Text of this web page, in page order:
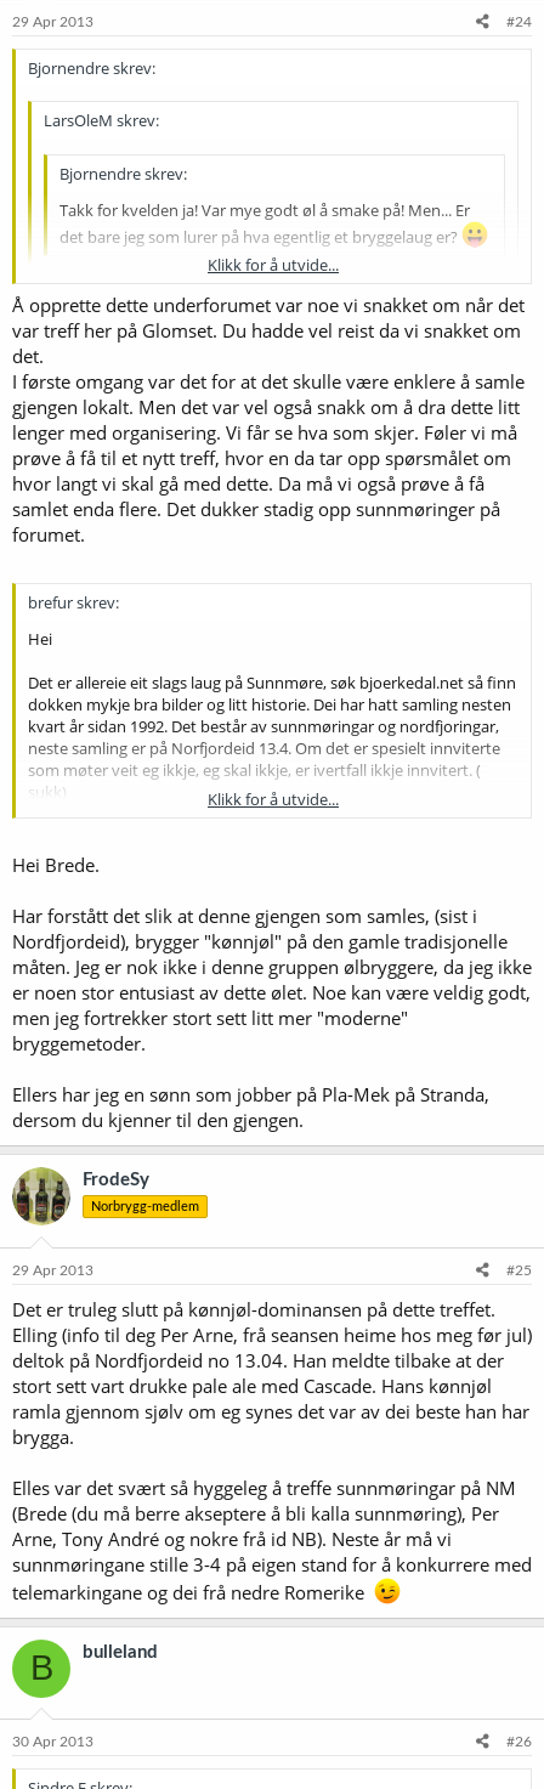
29 Apr 2013 #24
Bjornendre skrev:
LarsOleM skrev:
Bjornendre skrev:
Takk for kvelden ja! Var mye godt øl å smake på! Men... Er
det bare jeg som lurer på hva egentlig et bryggelaug er?
Klikk for å utvide...
Har det noe med parkering av båter å gjøre kanskje? :jaha:
Klikk for å utvide...
Haha. Tenkte mer på hva det innebærer? Er det noe organisering av
noe slag, eller bare et underforum for gjevnlig kontakt?
Klikk for å utvide...
Å opprette dette underforumet var noe vi snakket om når det
var treff her på Glomset. Du hadde vel reist da vi snakket om
det.
I første omgang var det for at det skulle være enklere å samle
gjengen lokalt. Men det var vel også snakk om å dra dette litt
lenger med organisering. Vi får se hva som skjer. Føler vi må
prøve å få til et nytt treff, hvor en da tar opp spørsmålet om
hvor langt vi skal gå med dette. Da må vi også prøve å få
samlet enda flere. Det dukker stadig opp sunnmøringer på
forumet.
brefur skrev:
Hei
Det er allereie eit slags laug på Sunnmøre, søk bjoerkedal.net så finn
dokken mykje bra bilder og litt historie. Dei har hatt samling nesten
kvart år sidan 1992. Det består av sunnmøringar og nordfjoringar,
neste samling er på Norfjordeid 13.4. Om det er spesielt innviterte
som møter veit eg ikkje, eg skal ikkje, er ivertfall ikkje innvitert. (
sukk)
Stranda
Klikk for å utvide...
Hei Brede.
Har forstått det slik at denne gjengen som samles, (sist i
Nordfjordeid), brygger "kønnjøl" på den gamle tradisjonelle
måten. Jeg er nok ikke i denne gruppen ølbryggere, da jeg ikke
er noen stor entusiast av dette ølet. Noe kan være veldig godt,
men jeg fortrekker stort sett litt mer "moderne"
bryggemetoder.
Ellers har jeg en sønn som jobber på Pla-Mek på Stranda,
dersom du kjenner til den gjengen.
FrodeSy
Norbrygg-medlem
29 Apr 2013 #25
Det er truleg slutt på kønnjøl-dominansen på dette treffet.
Elling (info til deg Per Arne, frå seansen heime hos meg før jul)
deltok på Nordfjordeid no 13.04. Han meldte tilbake at der
stort sett vart drukke pale ale med Cascade. Hans kønnjøl
ramla gjennom sjølv om eg synes det var av dei beste han har
brygga.
Elles var det svært så hyggeleg å treffe sunnmøringar på NM
(Brede (du må berre akseptere å bli kalla sunnmøring), Per
Arne, Tony André og nokre frå id NB). Neste år må vi
sunnmøringane stille 3-4 på eigen stand for å konkurrere med
telemarkingane og dei frå nedre Romerike
B bulleland
30 Apr 2013 #26